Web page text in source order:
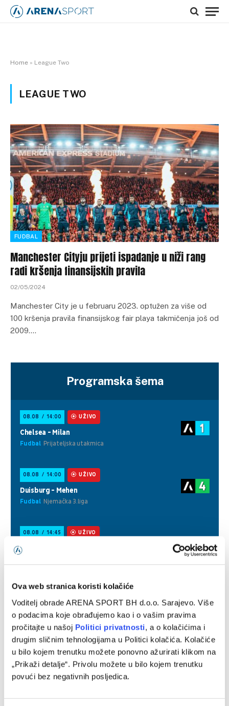
Ova web stranica koristi kolačiće
Voditelj obrade ARENA SPORT BH d.o.o. Sarajevo. Više
o podacima koje obrađujemo kao i o vašim pravima
pročitajte u našoj Politici privatnosti, a o kolačićima i
drugim sličnim tehnologijama u Politici kolačića. Kolačiće
u bilo kojem trenutku možete ponovno ažurirati klikom na
„Prikaži detalje“. Privolu možete u bilo kojem trenutku
povući bez negativnih posljedica.
Home » League Two
LEAGUE TWO
FUDBAL
Manchester Cityju prijeti ispadanje u niži rang
radi kršenja finansijskih pravila
02/05/2024
Manchester City je u februaru 2023. optužen za više od
100 kršenja pravila finansijskog fair playa takmičenja još od
2009.…
Programska šema